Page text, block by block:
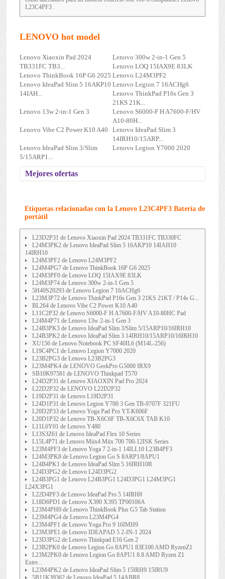
L23C4PF3 .
LENOVO hot model
Lenovo Xiaoxin Pad 2024
TB331FC TB3...
Lenovo 300w 2-in-1 Gen 5
Lenovo LOQ 15IAX9E 83LK
Lenovo ThinkBook 16P G6 2025 Lenovo L24M3PF2
Lenovo IdeaPad Slim 5 16AKP10
14IAH...
Lenovo Legion 7 16ACHg6
Lenovo ThinkPad P16s Gen 3
21KS 21K...
Lenovo 13w 2-in-1 Gen 3
Lenovo S6000-F H A7600-F/HV
A10-80H...
Lenovo Vibe C2 Power K10 A40
Lenovo IdeaPad Slim 3
14IRH10/15ARP...
Lenovo IdeaPad Slim 3/Slim
5/15ARP1...
Lenovo Legion Y7000 2020
Mejores ofertas
Etiquetas relacionadas con la Lenovo L23C4PF3 Batería de
portátil
L23D2P31 de Lenovo Xiaoxin Pad 2024 TB331FC TB330FC
L24M3PK2 de Lenovo IdeaPad Slim 5 16AKP10 14IAH10
14IRH10
L24M3PF2 de Lenovo L24M3PF2
L24M4PG7 de Lenovo ThinkBook 16P G6 2025
L24M3PF0 de Lenovo LOQ 15IAX9E 83LK
L24M3P74 de Lenovo 300w 2-in-1 Gen 5
5H40S20293 de Lenovo Legion 7 16ACHg6
L23M3P72 de Lenovo ThinkPad P16s Gen 3 21KS 21KT / P14s G...
BL264 de Lenovo Vibe C2 Power K10 A40
L11C2P32 de Lenovo S6000-F H A7600-F/HV A10-80HC Pad
L24M4P71 de Lenovo 13w 2-in-1 Gen 3
L24B3PK3 de Lenovo IdeaPad Slim 3/Slim 5/15ARP10/16IRH10
L24B3PK2 de Lenovo IdeaPad Slim 3 14IRH10/15ARP10/16IRH10
XU156 de Lenovo Notebook PC SF40IL6 (M14L-256)
L19C4PC1 de Lenovo Legion Y7000 2020
L23B2PG3 de Lenovo L23B2PG3
L23M4PK4 de LENOVO GeekPro G5000 IRX9
SB10K97581 de LENOVO Thinkpad T570
L24D2P31 de Lenovo XIAOXIN Pad Pro 2024
L22D2P32 de LENOVO L22D2P32
L19D2P31 de Lenovo L19D2P31
L24D1P31 de Lenovo Legion Y700 3 Gen TB-9707F 321FU
L20D2P33 de Lenovo Yoga Pad Pro YT-K606F
L20D1P32 de Lenovo TB-X6C6F TB-X6C6X TAB K10
L11L6Y01 de Lenovo Y480
L13S3Z61 de Lenovo IdeaPad Flex 10 Series
L15L4P71 de Lenovo Miix4 Miix 700 700-12ISK Series
L23M4PF3 de Lenovo Yoga 7 2-in-1 14ILL10 L23B4PF3
L24M3PK8 de Lenovo Legion Go S 8ARP1/8APU1
L24B4PK1 de Lenovo IdeaPad Slim 5 16IRH10R
L24D3PG2 de Lenovo L24D3PG2
L24B3PG1 de Lenovo L24B3PG1 L24D3PG1 L24M3PG1
L24X3PG1
L22D4PF3 de Lenovo IdeaPad Pro 5 14IRH8
L18D6PD1 de Lenovo X390 X395 TP00106A
L23M4PH0 de Lenovo ThinkBook Plus G5 Tab Station
L23M4PG4 de Lenovo L23M4PG4
L23M4PF1 de Lenovo Yoga Pro 9 16IMH9
L23M3PE1 de Lenovo IDEAPAD 5 2-IN-1 2024
L23D3PG2 de Lenovo Thinkpad E16 Gen 2
L23B2PK0 de Lenovo Legion Go 8APU1 83E100 AMD RyzenZ1
L23M2PK0 de Lenovo Legion Go 8APU1 8.8 AMD Ryzen Z1
Extre...
L23M4PK2 de Lenovo IdeaPad Slim 5 15IRH9 15IRU9
5B11K39362 de Lenovo IdeaPad 5 14ABR8